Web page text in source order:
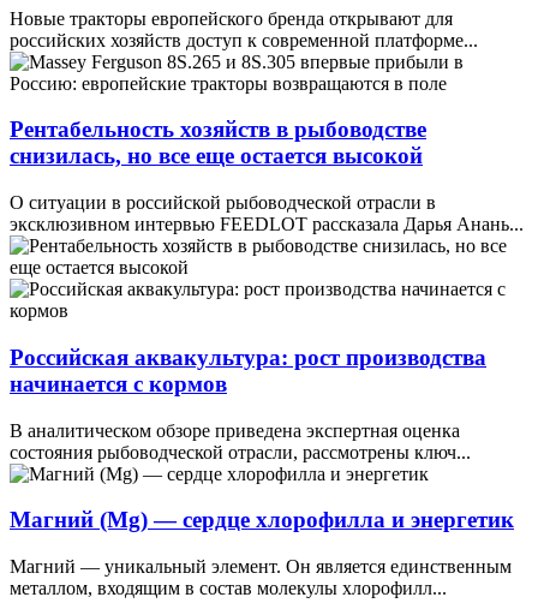
Новые тракторы европейского бренда открывают для
российских хозяйств доступ к современной платформе...
Рентабельность хозяйств в рыбоводстве
снизилась, но все еще остается высокой
О ситуации в российской рыбоводческой отрасли в
эксклюзивном интервью FEEDLOT рассказала Дарья Анань...
Российская аквакультура: рост производства
начинается с кормов
В аналитическом обзоре приведена экспертная оценка
состояния рыбоводческой отрасли, рассмотрены ключ...
Магний (Mg) — сердце хлорофилла и энергетик
Магний — уникальный элемент. Он является единственным
металлом, входящим в состав молекулы хлорофилл...